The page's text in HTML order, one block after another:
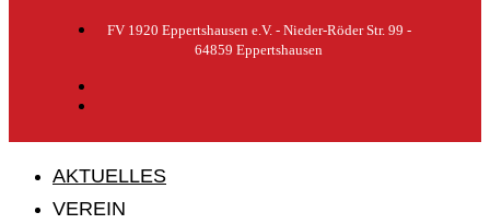
FV 1920 Eppertshausen e.V. - Nieder-Röder Str. 99 -
64859 Eppertshausen
AKTUELLES
VEREIN